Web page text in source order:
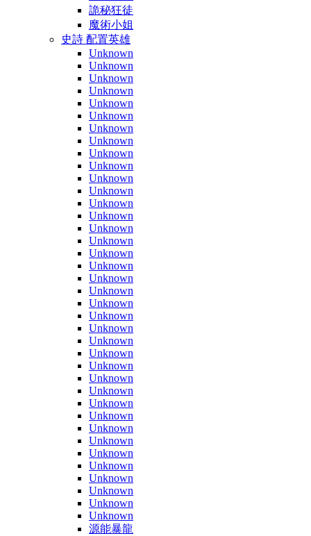
詭秘狂徒
魔術小姐
史詩 配置英雄
Unknown
Unknown
Unknown
Unknown
Unknown
Unknown
Unknown
Unknown
Unknown
Unknown
Unknown
Unknown
Unknown
Unknown
Unknown
Unknown
Unknown
Unknown
Unknown
Unknown
Unknown
Unknown
Unknown
Unknown
Unknown
Unknown
Unknown
Unknown
Unknown
Unknown
Unknown
Unknown
Unknown
Unknown
Unknown
Unknown
Unknown
Unknown
源能暴龍